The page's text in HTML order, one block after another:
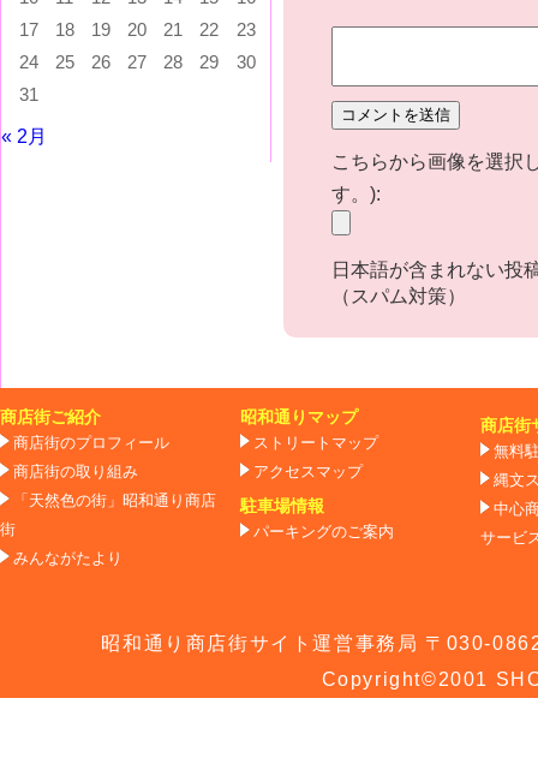
17
18 19 20 21 22
23
24
25 26 27 28 29
30
31
« 2月
こちらから画像を選択
す。):
日本語が含まれない投
（スパム対策）
商店街ご紹介
商店街のプロフィール
商店街の取り組み
「天然色の街」昭和通り商店
街
みんながたより
昭和通りマップ
ストリートマップ
アクセスマップ
駐車場情報
パーキングのご案内
商店街
無料
縄文
中心
サービ
昭和通り商店街サイト運営事務局 〒030-
Copyright©2001